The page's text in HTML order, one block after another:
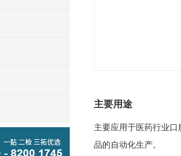
主要用途
主要应用于医药行业
品的自动化生产。